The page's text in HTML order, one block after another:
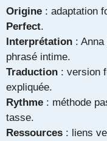
Origine : adaptation
Perfect.
Interprétation :
phrasé intime.
Traduction : version
expliquée.
Rythme : méthode
tasse.
Ressources : liens